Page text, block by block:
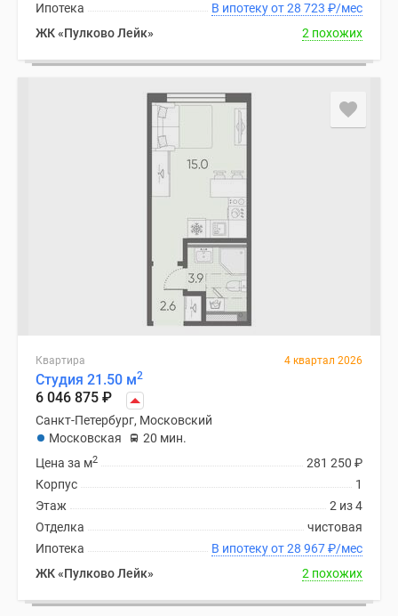
В ипотеку от 28 723 ₽/мес
Ипотека
ЖК «Пулково Лейк»
2 похожих
Квартира 4 квартал 2026
Студия 21.50 м2
6 046 875 ₽
Санкт-Петербург, Московский
Московская
20 мин.
281 250 ₽
Цена за м2
1
Корпус
2 из 4
Этаж
чистовая
Отделка
В ипотеку от 28 967₽/мес
Ипотека
ЖК «Пулково Лейк»
2 похожих